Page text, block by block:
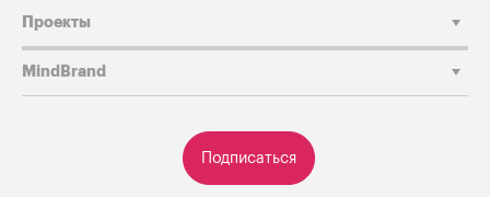
Подписаться
Проекты
MindBrand